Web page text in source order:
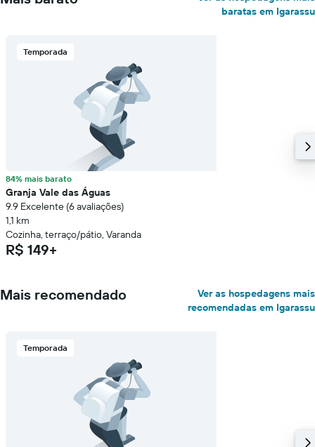
baratas em Igarassu
Temporada
84% mais barato
Granja Vale das Águas
9.9 Excelente (6 avaliações)
1,1 km
Cozinha, terraço/pátio, Varanda
R$ 149+
Mais recomendado
Ver as hospedagens mais
recomendadas em Igarassu
Temporada